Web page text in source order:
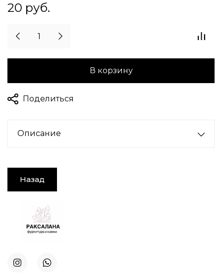
20 руб.
В корзину
Поделиться
Описание
Назад